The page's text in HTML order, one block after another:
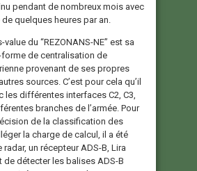
pendant de nombreux mois avec
quelques heures par an.
du “REZONANS-NE” est sa
de centralisation de
provenant de ses propres
sources. C’est pour cela qu’il
les différentes interfaces C2, C3,
branches de l’armée. Pour
de la classification des
la charge de calcul, il a été
un récepteur ADS-B, Lira
de détecter les balises ADS-B